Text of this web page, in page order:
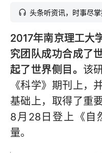
头条听资讯，时事尽
2017年南京理工大
究团队成功合成了
起了世界侧目。 该
《科学》期刊上，
基础上，取得了重
8月28日登上《自
量。